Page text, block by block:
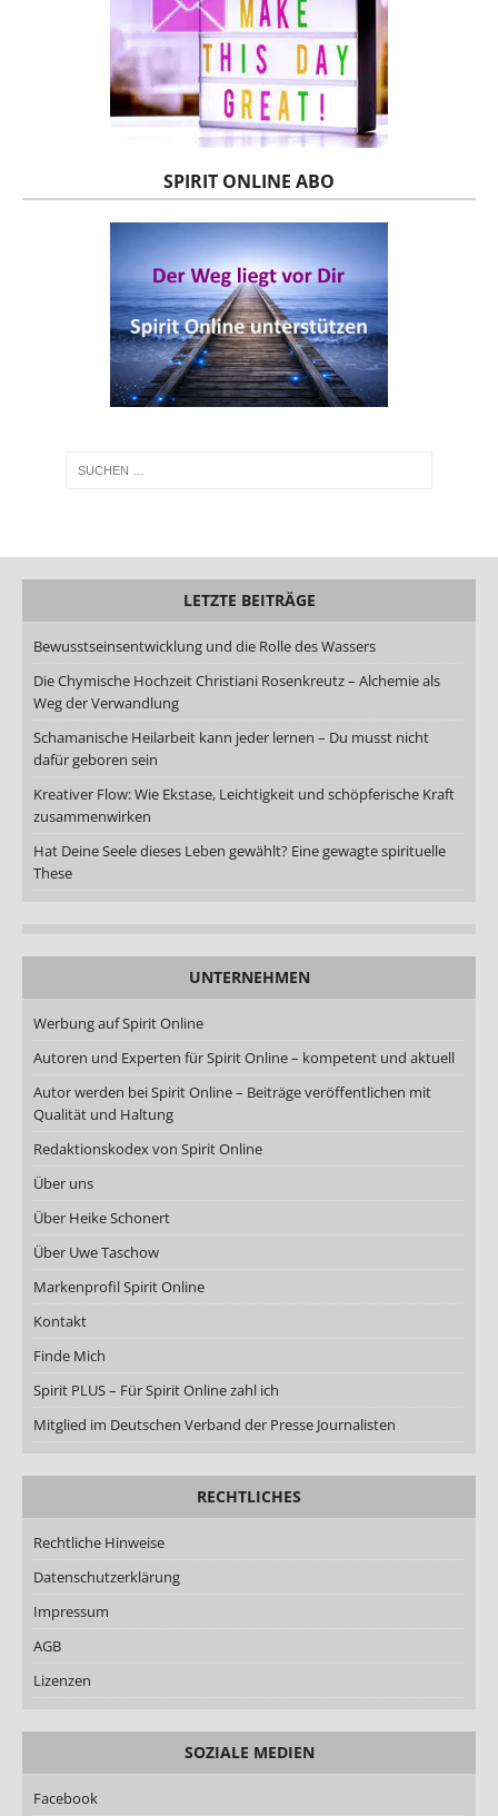
SPIRIT ONLINE ABO
LETZTE BEITRÄGE
Bewusstseinsentwicklung und die Rolle des Wassers
Die Chymische Hochzeit Christiani Rosenkreutz – Alchemie als
Weg der Verwandlung
Schamanische Heilarbeit kann jeder lernen – Du musst nicht
dafür geboren sein
Kreativer Flow: Wie Ekstase, Leichtigkeit und schöpferische Kraft
zusammenwirken
Hat Deine Seele dieses Leben gewählt? Eine gewagte spirituelle
These
UNTERNEHMEN
Werbung auf Spirit Online
Autoren und Experten für Spirit Online – kompetent und aktuell
Autor werden bei Spirit Online – Beiträge veröffentlichen mit
Qualität und Haltung
Redaktionskodex von Spirit Online
Über uns
Über Heike Schonert
Über Uwe Taschow
Markenprofil Spirit Online
Kontakt
Finde Mich
Spirit PLUS – Für Spirit Online zahl ich
Mitglied im Deutschen Verband der Presse Journalisten
RECHTLICHES
Rechtliche Hinweise
Datenschutzerklärung
Impressum
AGB
Lizenzen
SOZIALE MEDIEN
Facebook